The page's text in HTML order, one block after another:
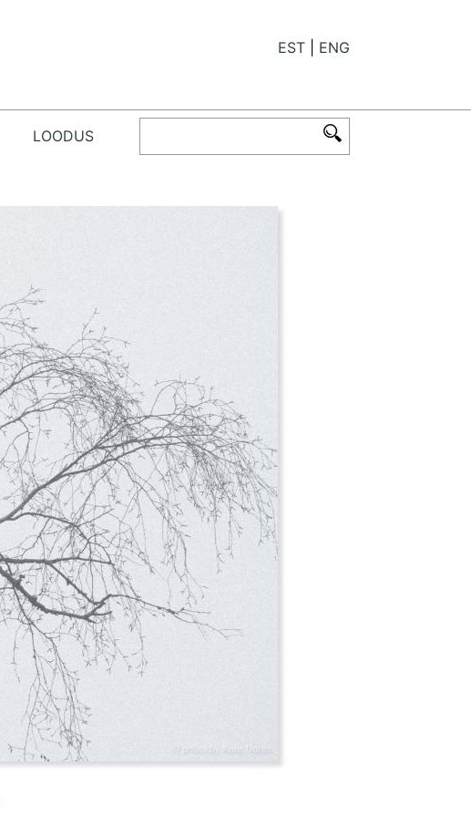
EST ENG
LOODUS